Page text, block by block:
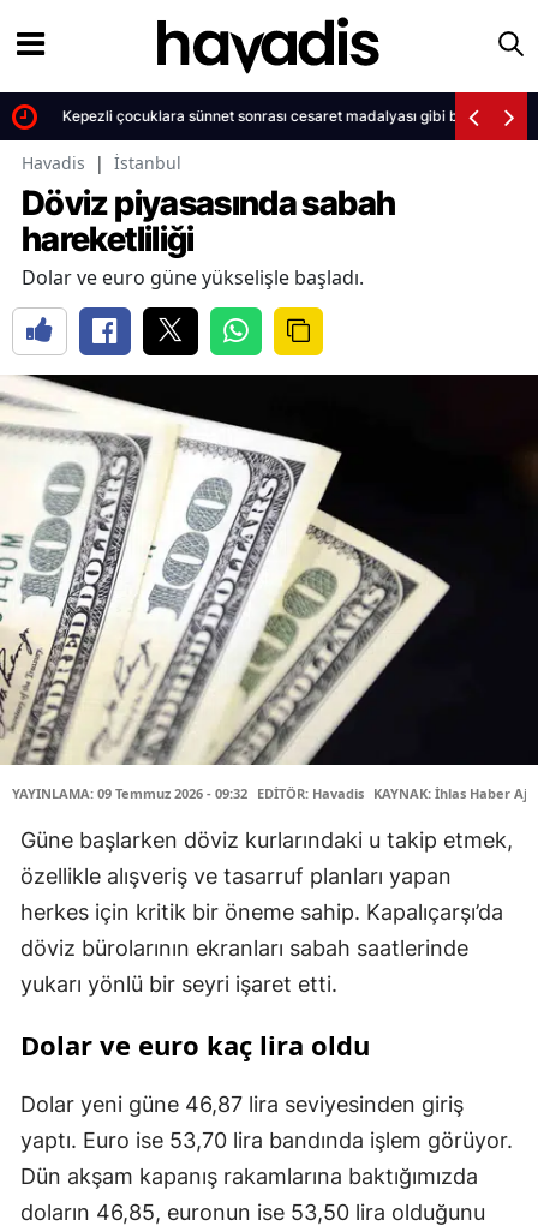
Kepezli çocuklara sünnet sonrası cesaret madalyası gibi belge
Havadis | İstanbul
Döviz piyasasında sabah
hareketliliği
Dolar ve euro güne yükselişle başladı.
YAYINLAMA: 09 Temmuz 2026 - 09:32 EDİTÖR: Havadis KAYNAK: İhlas Haber
Güne başlarken döviz kurlarındaki u takip etmek,
özellikle alışveriş ve tasarruf planları yapan
herkes için kritik bir öneme sahip. Kapalıçarşı’da
döviz bürolarının ekranları sabah saatlerinde
yukarı yönlü bir seyri işaret etti.
Dolar ve euro kaç lira oldu
Dolar yeni güne 46,87 lira seviyesinden giriş
yaptı. Euro ise 53,70 lira bandında işlem görüyor.
Dün akşam kapanış rakamlarına baktığımızda
doların 46,85, euronun ise 53,50 lira olduğunu